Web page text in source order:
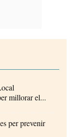
millorar el...
per prevenir